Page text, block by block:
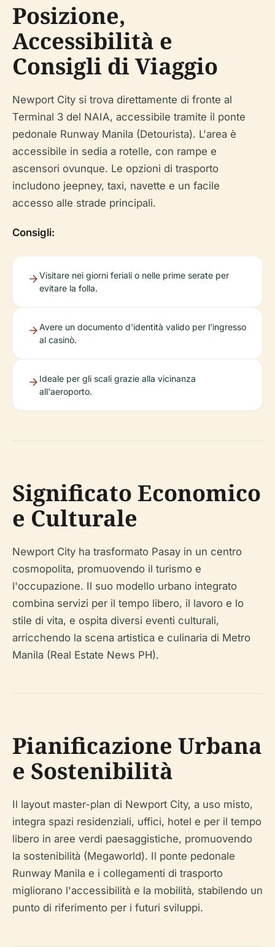
Posizione,
Accessibilità e
Consigli di Viaggio
Newport City si trova direttamente di fronte al
Terminal 3 del NAIA, accessibile tramite il ponte
pedonale Runway Manila (Detourista). L'area è
accessibile in sedia a rotelle, con rampe e
ascensori ovunque. Le opzioni di trasporto
includono jeepney, taxi, navette e un facile
accesso alle strade principali.
Consigli:
Visitare nei giorni feriali o nelle prime serate per
evitare la folla.
Avere un documento d'identità valido per l'ingresso
al casinò.
Ideale per gli scali grazie alla vicinanza
all'aeroporto.
Significato Economico
e Culturale
Newport City ha trasformato Pasay in un centro
cosmopolita, promuovendo il turismo e
l'occupazione. Il suo modello urbano integrato
combina servizi per il tempo libero, il lavoro e lo
stile di vita, e ospita diversi eventi culturali,
arricchendo la scena artistica e culinaria di Metro
Manila (Real Estate News PH).
Pianificazione Urbana
e Sostenibilità
Il layout master-plan di Newport City, a uso misto,
integra spazi residenziali, uffici, hotel e per il tempo
libero in aree verdi paesaggistiche, promuovendo
la sostenibilità (Megaworld). Il ponte pedonale
Runway Manila e i collegamenti di trasporto
migliorano l'accessibilità e la mobilità, stabilendo un
punto di riferimento per i futuri sviluppi.